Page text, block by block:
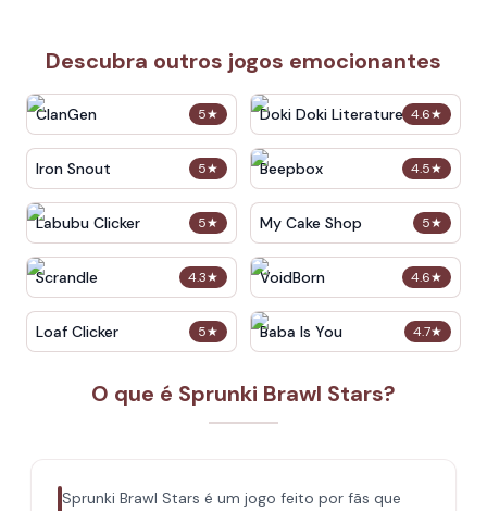
Descubra outros jogos emocionantes
5★
ClanGen 4.6★
Doki Doki Literature Club
5★
Iron Snout 4.5★
Beepbox
5★
Labubu Clicker 5★
My Cake Shop
4.3★
Scrandle 4.6★
VoidBorn
5★
Loaf Clicker 4.7★
Baba Is You
O que é Sprunki Brawl Stars?
Sprunki Brawl Stars é um jogo feito por fãs que